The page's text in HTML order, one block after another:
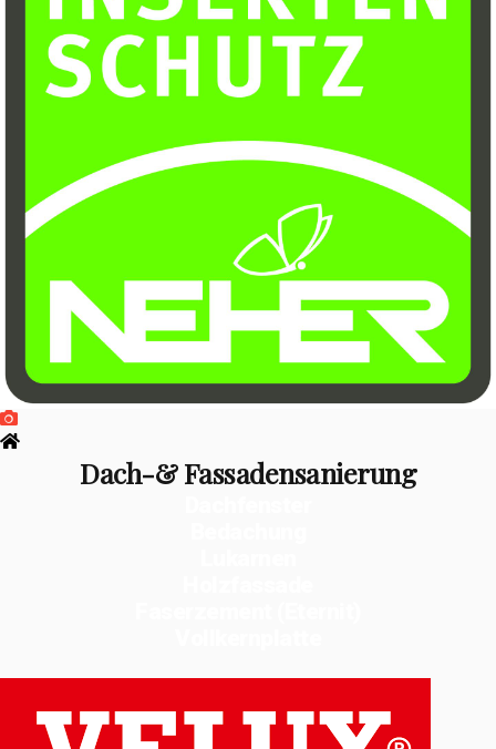
Dach-& Fassadensanierung